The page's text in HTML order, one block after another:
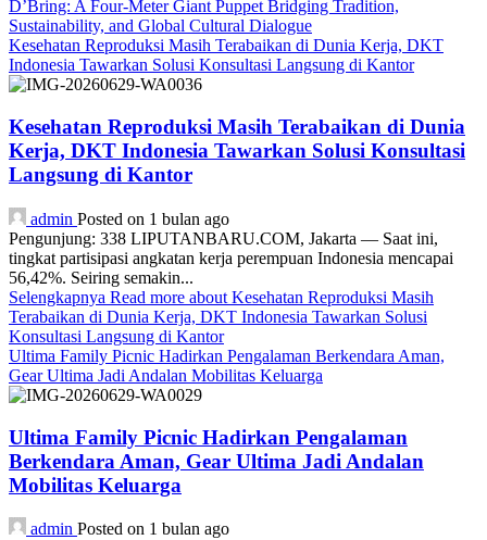
D’Bring: A Four-Meter Giant Puppet Bridging Tradition,
Sustainability, and Global Cultural Dialogue
Kesehatan Reproduksi Masih Terabaikan di Dunia Kerja, DKT
Indonesia Tawarkan Solusi Konsultasi Langsung di Kantor
Kesehatan Reproduksi Masih Terabaikan di Dunia
Kerja, DKT Indonesia Tawarkan Solusi Konsultasi
Langsung di Kantor
admin Posted on 1 bulan ago
Pengunjung: 338 LIPUTANBARU.COM, Jakarta — Saat ini,
tingkat partisipasi angkatan kerja perempuan Indonesia mencapai
56,42%. Seiring semakin...
Selengkapnya Read more about Kesehatan Reproduksi Masih
Terabaikan di Dunia Kerja, DKT Indonesia Tawarkan Solusi
Konsultasi Langsung di Kantor
Ultima Family Picnic Hadirkan Pengalaman Berkendara Aman,
Gear Ultima Jadi Andalan Mobilitas Keluarga
Ultima Family Picnic Hadirkan Pengalaman
Berkendara Aman, Gear Ultima Jadi Andalan
Mobilitas Keluarga
admin Posted on 1 bulan ago